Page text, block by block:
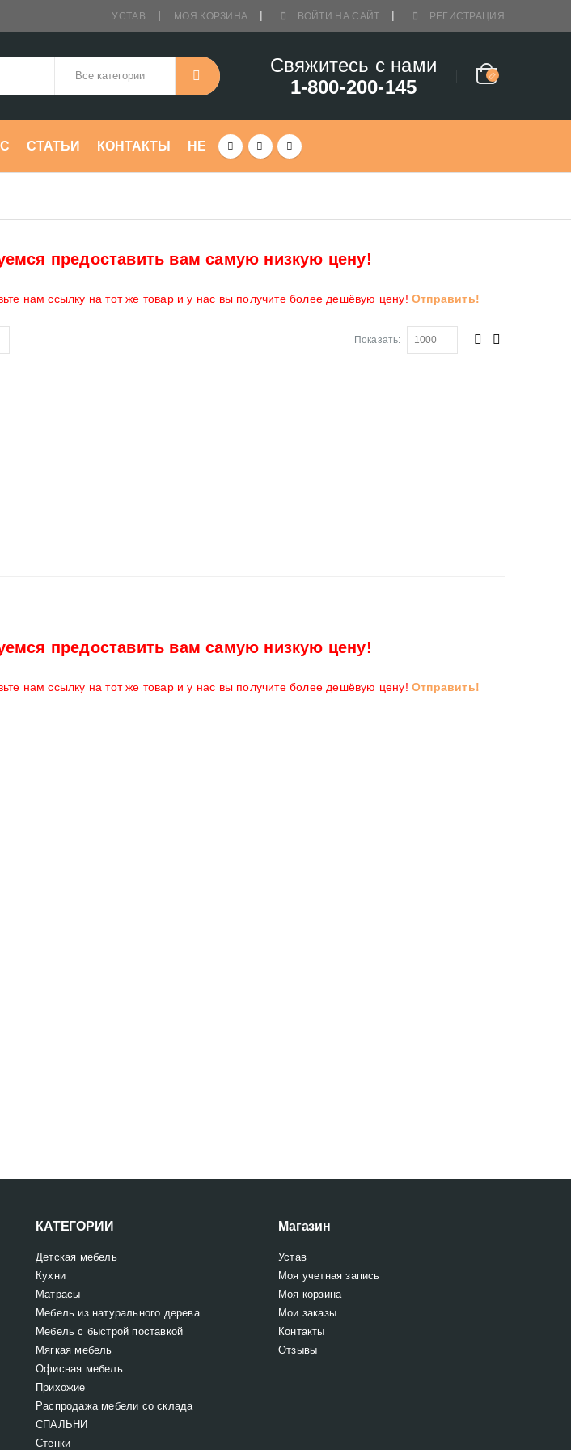
УСТАВ МОЯ КОРЗИНА ВОЙТИ НА САЙТ РЕГИСТРАЦИЯ
Свяжитесь с нами
1-800-200-145
СТАТЬИ КОНТАКТЫ HE
предоставить вам самую низкую цену!
нам ссылку на тот же товар и у нас вы получите более дешёвую цену! Отправить!
Показать:
предоставить вам самую низкую цену!
нам ссылку на тот же товар и у нас вы получите более дешёвую цену! Отправить!
КАТЕГОРИИ
Детская мебель
Кухни
Матрасы
Мебель из натурального дерева
Мебель с быстрой поставкой
Мягкая мебель
Офисная мебель
Прихожие
Распродажа мебели со склада
СПАЛЬНИ
Стенки
Магазин
Устав
Моя учетная запись
Моя корзина
Мои заказы
Контакты
Отзывы